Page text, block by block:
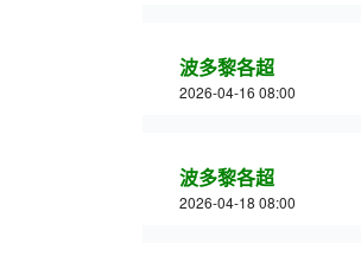
波多黎各超
2026-04-16 08:00
波多黎各超
2026-04-18 08:00